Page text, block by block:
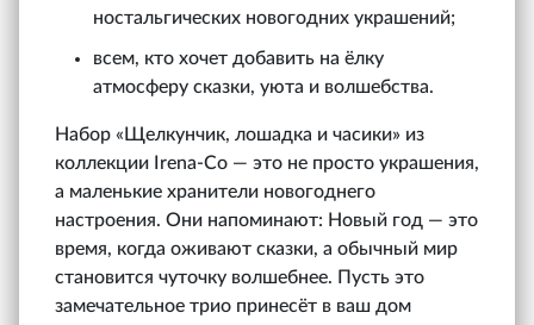
ностальгических новогодних украшений;
всем, кто хочет добавить на ёлку
атмосферу сказки, уюта и волшебства.
Набор «Щелкунчик, лошадка и часики» из
коллекции Irena‑Co — это не просто украшения,
а маленькие хранители новогоднего
настроения. Они напоминают: Новый год — это
время, когда оживают сказки, а обычный мир
становится чуточку волшебнее. Пусть это
замечательное трио принесёт в ваш дом